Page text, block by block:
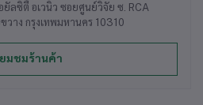
ยัลซิตี้ อเวนิว ซอยศูนย์วิจัย ซ. RCA
วาง กรุงเทพมหานคร 10310
ยมชมร้านค้า